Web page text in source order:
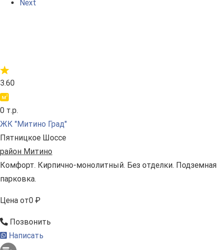
Next
3.60
0 т.р.
ЖК "Митино Град"
Пятницкое Шоссе
район Митино
Комфорт. Кирпично-монолитный. Без отделки. Подземная
парковка.
Цена от0 ₽
Позвонить
Написать